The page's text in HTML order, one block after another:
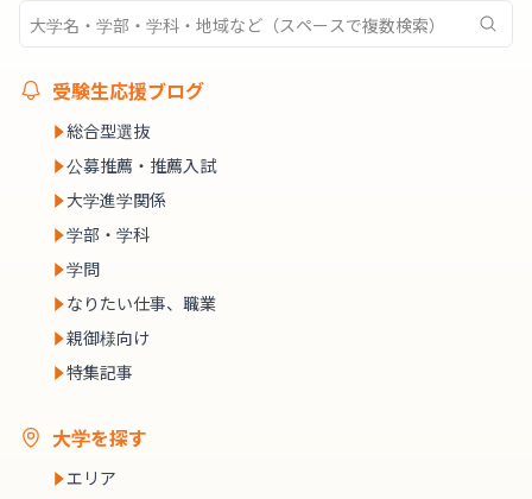
受験生応援ブログ
総合型選抜
公募推薦・推薦入試
大学進学関係
学部・学科
学問
なりたい仕事、職業
親御様向け
特集記事
大学を探す
エリア